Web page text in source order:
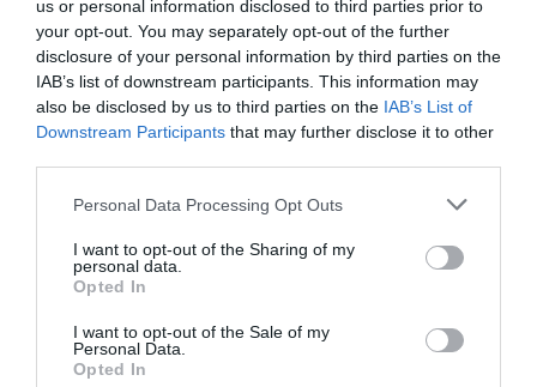
us or personal information disclosed to third parties prior to
your opt-out. You may separately opt-out of the further
disclosure of your personal information by third parties on the
IAB’s list of downstream participants. This information may
also be disclosed by us to third parties on the IAB’s List of
Downstream Participants that may further disclose it to other
Personal Data Processing Opt Outs
I want to opt-out of the Sharing of my
personal data.
Opted In
I want to opt-out of the Sale of my
Personal Data.
Opted In
Yahman971a commenté l'article :
Le ciel n’a jamais été aussi chargé : record de 153 359
vols commerciaux le 23 juillet 2026
LIRE AUSSI